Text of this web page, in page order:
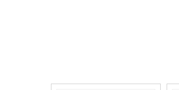
调压值调得偏低，则应重新调
发生压差，因而可能的原由是